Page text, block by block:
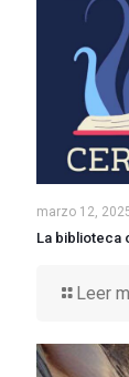
marzo 12,
La biblioteca
Leer